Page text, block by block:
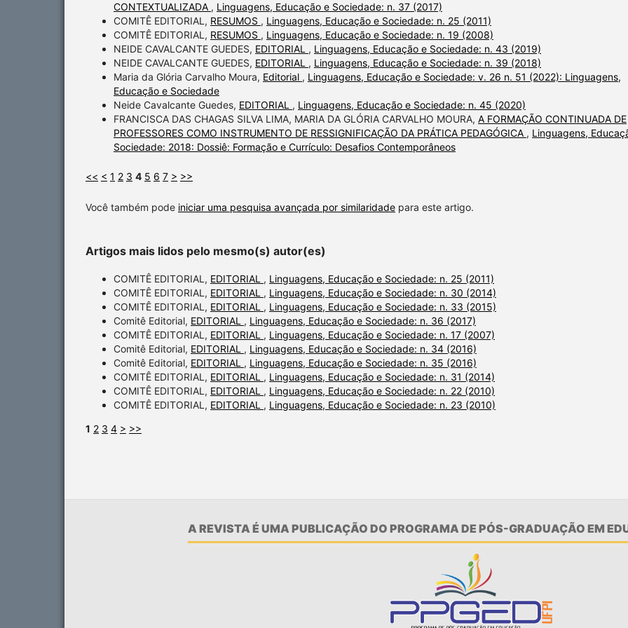
CONTEXTUALIZADA , Linguagens, Educação e Sociedade: n. 37 (2017)
COMITÊ EDITORIAL, RESUMOS , Linguagens, Educação e Sociedade: n. 25 (2011)
COMITÊ EDITORIAL, RESUMOS , Linguagens, Educação e Sociedade: n. 19 (2008)
NEIDE CAVALCANTE GUEDES, EDITORIAL , Linguagens, Educação e Sociedade: n. 43 (2019)
NEIDE CAVALCANTE GUEDES, EDITORIAL , Linguagens, Educação e Sociedade: n. 39 (2018)
Maria da Glória Carvalho Moura, Editorial , Linguagens, Educação e Sociedade: v. 26 n. 51 (2022): Linguagens,
Educação e Sociedade
Neide Cavalcante Guedes, EDITORIAL , Linguagens, Educação e Sociedade: n. 45 (2020)
FRANCISCA DAS CHAGAS SILVA LIMA, MARIA DA GLÓRIA CARVALHO MOURA, A FORMAÇÃO CONTINUADA DE
PROFESSORES COMO INSTRUMENTO DE RESSIGNIFICAÇÃO DA PRÁTICA PEDAGÓGICA , Linguagens,
Sociedade: 2018: Dossiê: Formação e Currículo: Desafios Contemporâneos
<< < 1 2 3 4 5 6 7 > >>
Você também pode iniciar uma pesquisa avançada por similaridade para este artigo.
Artigos mais lidos pelo mesmo(s) autor(es)
COMITÊ EDITORIAL, EDITORIAL , Linguagens, Educação e Sociedade: n. 25 (2011)
COMITÊ EDITORIAL, EDITORIAL , Linguagens, Educação e Sociedade: n. 30 (2014)
COMITÊ EDITORIAL, EDITORIAL , Linguagens, Educação e Sociedade: n. 33 (2015)
Comitê Editorial, EDITORIAL , Linguagens, Educação e Sociedade: n. 36 (2017)
COMITÊ EDITORIAL, EDITORIAL , Linguagens, Educação e Sociedade: n. 17 (2007)
Comitê Editorial, EDITORIAL , Linguagens, Educação e Sociedade: n. 34 (2016)
Comitê Editorial, EDITORIAL , Linguagens, Educação e Sociedade: n. 35 (2016)
COMITÊ EDITORIAL, EDITORIAL , Linguagens, Educação e Sociedade: n. 31 (2014)
COMITÊ EDITORIAL, EDITORIAL , Linguagens, Educação e Sociedade: n. 22 (2010)
COMITÊ EDITORIAL, EDITORIAL , Linguagens, Educação e Sociedade: n. 23 (2010)
1 2 3 4 > >>
A REVISTA É UMA PUBLICAÇÃO DO PROGRAMA DE PÓS-GRADUAÇÃO EM